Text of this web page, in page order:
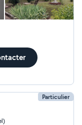
Particulier